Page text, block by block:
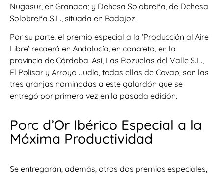
Nugasur, en Granada; y Dehesa Solobreña, de Dehesa
Solobreña S.L., situada en Badajoz.
Por su parte, el premio especial a la ‘Producción al Aire
Libre’ recaerá en Andalucía, en concreto, en la
provincia de Córdoba. Así, Las Rozuelas del Valle S.L.,
El Polisar y Arroyo Judío, todas ellas de Covap, son las
tres granjas nominadas a este galardón que se
entregó por primera vez en la pasada edición.
Porc d’Or Ibérico Especial a la
Máxima Productividad
Se entregarán, además, otros dos premios especiales,